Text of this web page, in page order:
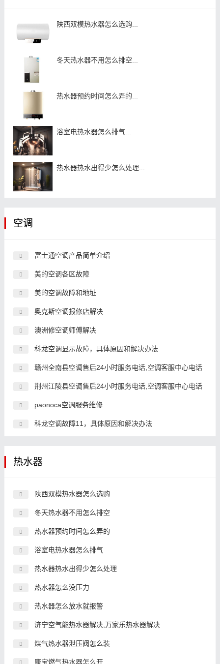
陕西双模热水器怎么选购...
冬天热水器不用怎么排空...
热水器预约时间怎么弄的...
浴室电热水器怎么排气...
热水器热水出得少怎么处理...
空调
富士通空调产品简单介绍
美的空调各区故障
美的空调故障和地址
奥克斯空调报修店解决
澳洲修空调师傅解决
科龙空调显示故障，具体原因和解决办法
赣州全南县空调售后24小时服务电话,空调客服中心电话
荆州江陵县空调售后24小时服务电话,空调客服中心电话
paonoca空调服务维修
科龙空调故障11，具体原因和解决办法
热水器
陕西双模热水器怎么选购
冬天热水器不用怎么排空
热水器预约时间怎么弄的
浴室电热水器怎么排气
热水器热水出得少怎么处理
热水器怎么没压力
热水器怎么放水就报警
济宁空气能热水器解决,万家乐热水器解决
煤气热水器泄压阀怎么装
康宝燃气热水器怎么开